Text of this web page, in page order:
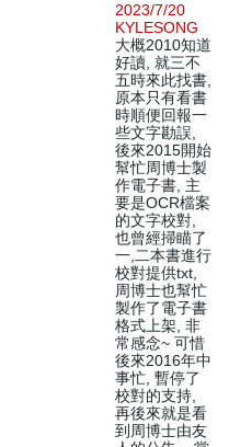
2023/7/20
KYLESONG
大概2010知道
好讀, 就三不
五時來此找書,
原本只有看書
時順便回報一
些文字勘誤,
後來2015開始
幫忙周博士製
作電子書, 主
要是OCR檔案
的文字校對,
也曾經掃瞄了
一,二本書進行
校對提供txt,
周博士也幫忙
製作了電子書
格式上架, 非
常感念~ 可惜
後來2016年中
事忙, 暫停了
校對的支持,
再後來就是看
到周博士由友